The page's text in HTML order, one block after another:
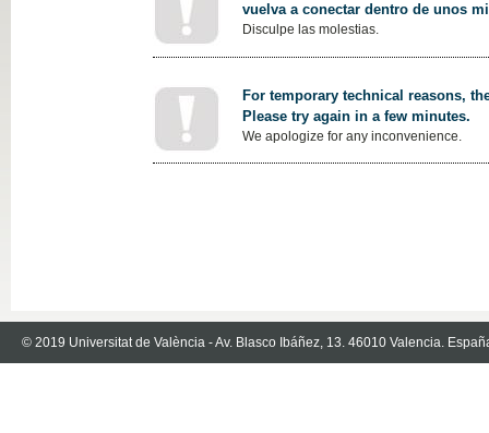
vuelva a conectar dentro de unos
Disculpe las molestias.
For temporary technical reasons,
Please try again in a few minutes.
We apologize for any inconvenience.
© 2019 Universitat de València - Av. Blasco Ibáñez, 13. 46010 Valencia.